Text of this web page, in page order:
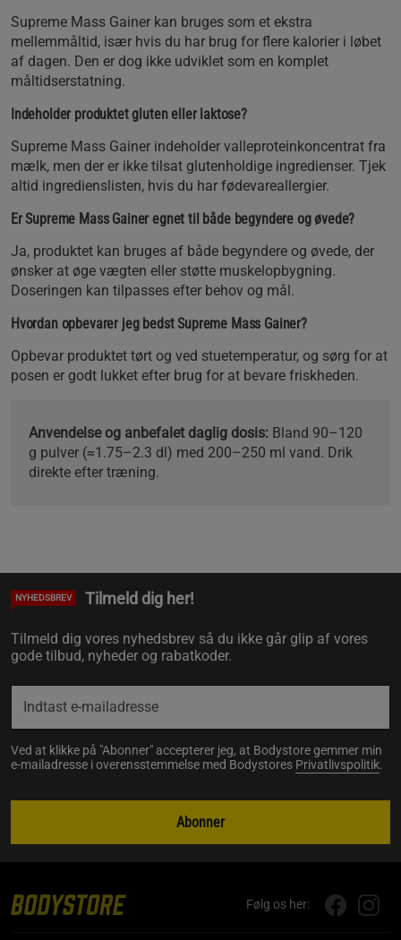
Supreme Mass Gainer kan bruges som et ekstra
mellemmåltid, især hvis du har brug for flere kalorier i løbet
af dagen. Den er dog ikke udviklet som en komplet
måltidserstatning.
Indeholder produktet gluten eller laktose?
Supreme Mass Gainer indeholder valleproteinkoncentrat fra
mælk, men der er ikke tilsat glutenholdige ingredienser. Tjek
altid ingredienslisten, hvis du har fødevareallergier.
Er Supreme Mass Gainer egnet til både begyndere og øvede?
Ja, produktet kan bruges af både begyndere og øvede, der
ønsker at øge vægten eller støtte muskelopbygning.
Doseringen kan tilpasses efter behov og mål.
Hvordan opbevarer jeg bedst Supreme Mass Gainer?
Opbevar produktet tørt og ved stuetemperatur, og sørg for at
posen er godt lukket efter brug for at bevare friskheden.
Anvendelse og anbefalet daglig dosis: Bland 90–120
g pulver (≈1.75–2.3 dl) med 200–250 ml vand. Drik
direkte efter træning.
NYHEDSBREV Tilmeld dig her!
Tilmeld dig vores nyhedsbrev så du ikke går glip af vores
gode tilbud, nyheder og rabatkoder.
Ved at klikke på "Abonner" accepterer jeg, at Bodystore gemmer min
e-mailadresse i overensstemmelse med Bodystores Privatlivspolitik.
Abonner
Følg os her: